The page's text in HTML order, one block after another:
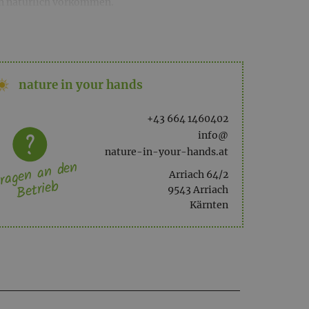
nature in your hands
+43 664 1460402
info@
nature-in-your-hands.at
Arriach 64/2
9543 Arriach
Kärnten
an den
Betrieb